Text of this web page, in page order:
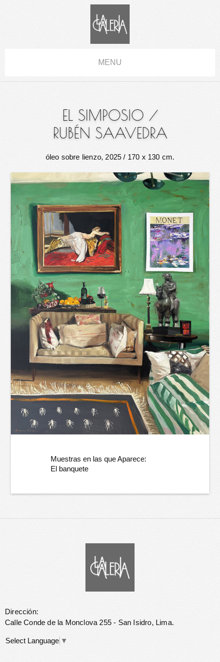
MENU
EL SIMPOSIO /
RUBÉN SAAVEDRA
óleo sobre lienzo, 2025 / 170 x 130 cm.
Muestras en las que Aparece:
El banquete
Dirección:
Calle Conde de la Monclova 255 - San Isidro, Lima.
Select Language ▼